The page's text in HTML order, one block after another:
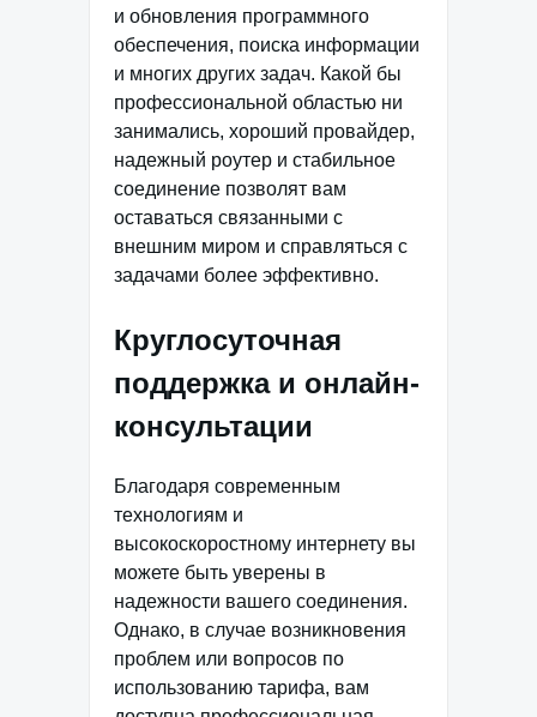
и обновления программного
обеспечения, поиска информации
и многих других задач. Какой бы
профессиональной областью ни
занимались, хороший провайдер,
надежный роутер и стабильное
соединение позволят вам
оставаться связанными с
внешним миром и справляться с
задачами более эффективно.
Круглосуточная
поддержка и онлайн-
консультации
Благодаря современным
технологиям и
высокоскоростному интернету вы
можете быть уверены в
надежности вашего соединения.
Однако, в случае возникновения
проблем или вопросов по
использованию тарифа, вам